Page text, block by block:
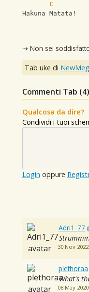
C
Hakuna Matata!
⇢ Non sei
Tab uke di
Commenti Tab (4)
Qualcosa da dire?
Condividi i tuoi
Login oppure
Adri1_77
30 Nov 2022
plethoraa
What's
08 May 2020